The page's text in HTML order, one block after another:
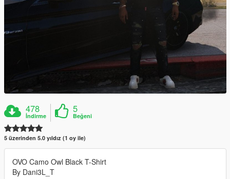
478
İndirme
5
Beğeni
5 üzerinden 5.0 yıldız (1 oy ile)
OVO Camo Owl Black T-Shirt
By Dani3L_T